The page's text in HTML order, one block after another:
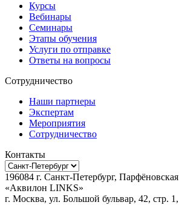
Курсы
Вебинары
Семинары
Этапы обучения
Услуги по отправке
Ответы на вопросы
Сотрудничество
Наши партнеры
Экспертам
Мероприятия
Сотрудничество
Контакты
196084 г. Санкт-Петербург,
«Аквилон LINKS»
г. Москва, ул. Большой бульвар, 42, стр.